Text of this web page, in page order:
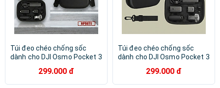
Túi đeo chéo chống sốc
dành cho DJI Osmo Pocket 3
phụ kiện chống sốc dành
cho osmo pocket 3 - Hàng
299.000 đ
Túi đeo chéo chống sốc
dành cho DJI Osmo Pocket 3
phụ kiện chống sốc dành
cho osmo pocket 3 - Hàng
299.000 đ